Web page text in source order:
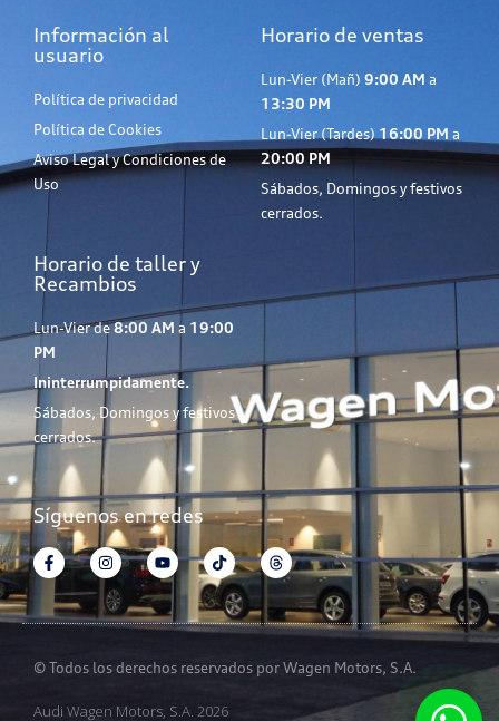
Información al
usuario
Política de privacidad
Política de Cookies
Aviso Legal y Condiciones de
Uso
Horario de ventas
Lun-Vier (Mañ) 9:00 AM a
13:30 PM
Lun-Vier (Tardes) 16:00 PM a
20:00 PM
Sábados, Domingos y festivos
cerrados.
Horario de taller y
Recambios
Lun-Vier de8:00 AM a 19:00
PM
Ininterrumpidamente.
Sábados, Domingos y festivos
cerrados.
Síguenos en redes
© Todos los derechos reservados por Wagen Motors, S.A.
Audi Wagen Motors, S.A. 2026